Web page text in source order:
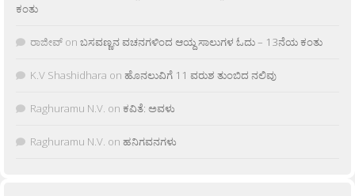
ಕಂತು
ರಾಜೀವ್ on ಬಸವಣ್ಣನ ವಚನಗಳಿಂದ ಆಯ್ದ ಸಾಲುಗಳ ಓದು – 13ನೆಯ ಕಂತು
K.V Shashidhara on ಹೊನಲುವಿಗೆ 11 ವರುಶ ತುಂಬಿದ ನಲಿವು
Raghuramu N.V. on ಕವಿತೆ: ಅವಳು
Raghuramu N.V. on ಹನಿಗವನಗಳು